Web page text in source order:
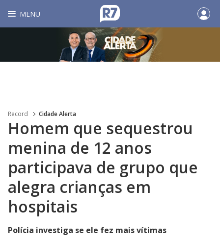
MENU
Record Cidade Alerta
Homem que sequestrou
menina de 12 anos
participava de grupo que
alegra crianças em
hospitais
Polícia investiga se ele fez mais vítimas